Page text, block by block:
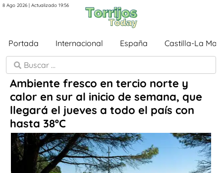
8 Ago 2026 | Actualizado 19:56
Portada Internacional España Castilla-La
Ambiente fresco en tercio norte y
calor en sur al inicio de semana, que
llegará el jueves a todo el país con
hasta 38ºC